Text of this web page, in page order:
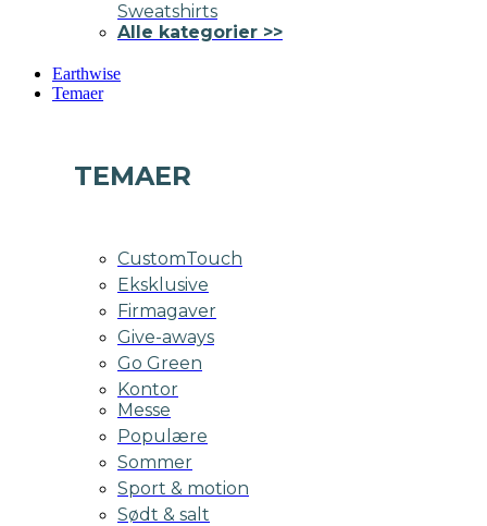
Sweatshirts
Alle kategorier >>
Earthwise
Temaer
TEMAER
CustomTouch
Eksklusive
Firmagaver
Give-aways
Go Green
Kontor
Messe
Populære
Sommer
Sport & motion
Sødt & salt